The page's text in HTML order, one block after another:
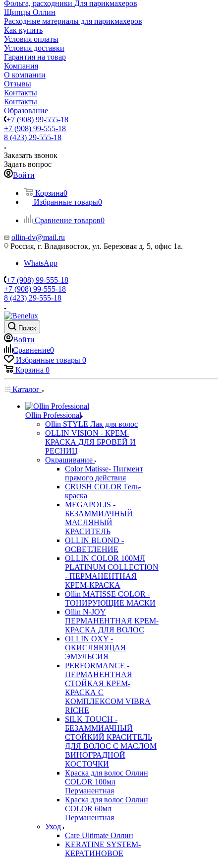
Фольга, расходники Для парикмахеров
Щипцы Оллин
Расходные материалы для парикмахеров
Как купить
Условия оплаты
Условия доставки
Гарантия на товар
Компания
О компании
Отзывы
Контакты
Контакты
Образование
+7 (908) 99-555-18
+7 (908) 99-555-18
8 (423) 29-555-18
Заказать звонок
Задать вопрос
Войти
Корзина0
Избранные товары0
Сравнение товаров0
ollin-dv@mail.ru
Россия, г. Владивосток, ул. Березовая д. 5, офис 1а.
WhatsApp
+7 (908) 99-555-18
+7 (908) 99-555-18
8 (423) 29-555-18
Поиск
Войти
Сравнение0
Избранные товары 0
Корзина 0
Каталог
Ollin Professional
Ollin STYLE Лак для волос
OLLIN VISION - КРЕМ-
КРАСКА ДЛЯ БРОВЕЙ И
РЕСНИЦ
Окрашивание
Color Matisse- Пигмент
прямого действия
CRUSH COLOR Гель-
краска
MEGAPOLIS -
БЕЗАММИАЧНЫЙ
МАСЛЯНЫЙ
КРАСИТЕЛЬ
OLLIN BLOND -
ОСВЕТЛЕНИЕ
OLLIN COLOR 100МЛ
PLATINUM COLLECTION
- ПЕРМАНЕНТНАЯ
КРЕМ-КРАСКА
Ollin MATISSE COLOR -
ТОНИРУЮЩИЕ МАСКИ
Ollin N-JOY
ПЕРМАНЕНТНАЯ КРЕМ-
КРАСКА ДЛЯ ВОЛОС
OLLIN OXY -
ОКИСЛЯЮЩАЯ
ЭМУЛЬСИЯ
PERFORMANCE -
ПЕРМАНЕНТНАЯ
СТОЙКАЯ КРЕМ-
КРАСКА С
КОМПЛЕКСОМ VIBRA
RICHE
SILK TOUCH -
БЕЗАММИАЧНЫЙ
СТОЙКИЙ КРАСИТЕЛЬ
ДЛЯ ВОЛОС С МАСЛОМ
ВИНОГРАДНОЙ
КОСТОЧКИ
Краска для волос Оллин
COLOR 100мл
Перманентная
Краска для волос Оллин
COLOR 60мл
Перманентная
Уход
Care Ultimate Оллин
KERATINE SYSTEM-
КЕРАТИНОВОЕ